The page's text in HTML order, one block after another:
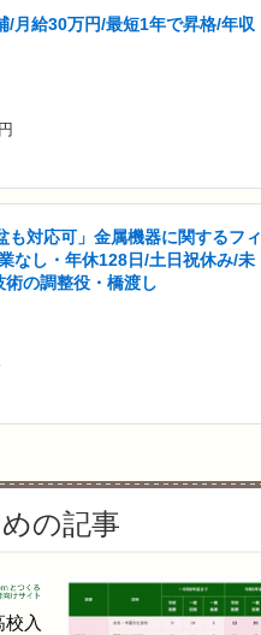
/月給30万円/最短1年で昇格/年収
も対応可」金属機器に関するフィ
なし・年休128日/土日祝休み/未
の調整役・橋渡し
の記事
校入